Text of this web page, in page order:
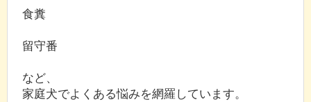
食糞
留守番
など、
家庭犬でよくある悩みを網羅しています。